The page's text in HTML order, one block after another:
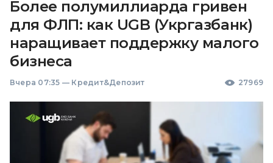
Более полумиллиарда гривен
для ФЛП: как UGB (Укргазбанк)
наращивает поддержку малого
бизнеса
Вчера 07:35 — Кредит&Депозит 27969